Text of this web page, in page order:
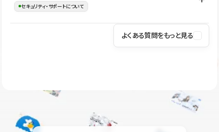
す。
の暗号化、データ保護、アクセス管理、脆弱性対策など、複数の観
はSSL/TLSによる通信暗号化に対応しており、悪質なスクリプトの
セキュリティ・サポートについて
操作方法や機能については、ヘルプセンターでご確認いただけま
ユーザー同士で質問・相談できるコミュニティもご利用ください。
よくある質問をもっと見る